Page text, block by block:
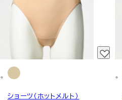
ショーツ（ホットメルト）